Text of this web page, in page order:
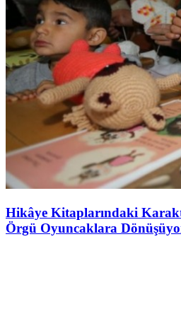
Hikâye Kitaplarındaki
Örgü Oyuncaklara